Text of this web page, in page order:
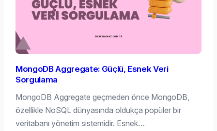
MongoDB Aggregate: Güçlü, Esnek Veri
Sorgulama
MongoDB Aggregate geçmeden önce MongoDB,
özellikle NoSQL dünyasında oldukça popüler bir
veritabanı yönetim sistemidir. Esnek…